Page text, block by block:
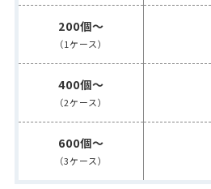
外袋・関連商品
リップ・水出し用パッケージシール
200個～
（1ケース）
400個～
（2ケース）
600個～
（3ケース）
水出しコーヒー空袋
外袋・関連商品
ドリップ・水出し用パッケ
フトA4ラベル
アルミクリップ
封かんラベルシール
袋に貼るポケット